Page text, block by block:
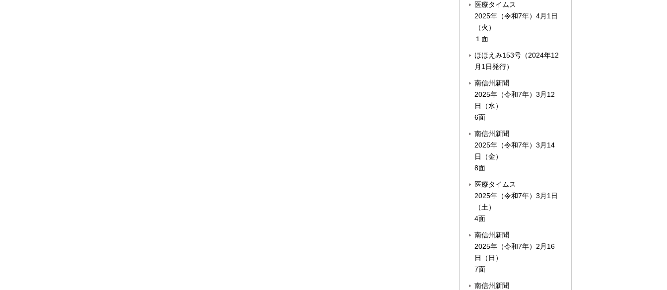
医療タイムス
2025年（令和7年）4月1日
（火）
１面
ほほえみ153号（2024年12
月1日発行）
南信州新聞
2025年（令和7年）3月12
日（水）
6面
南信州新聞
2025年（令和7年）3月14
日（金）
8面
医療タイムス
2025年（令和7年）3月1日
（土）
4面
南信州新聞
2025年（令和7年）2月16
日（日）
7面
南信州新聞